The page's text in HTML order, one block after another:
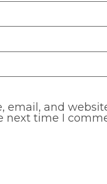
email, and
next time I